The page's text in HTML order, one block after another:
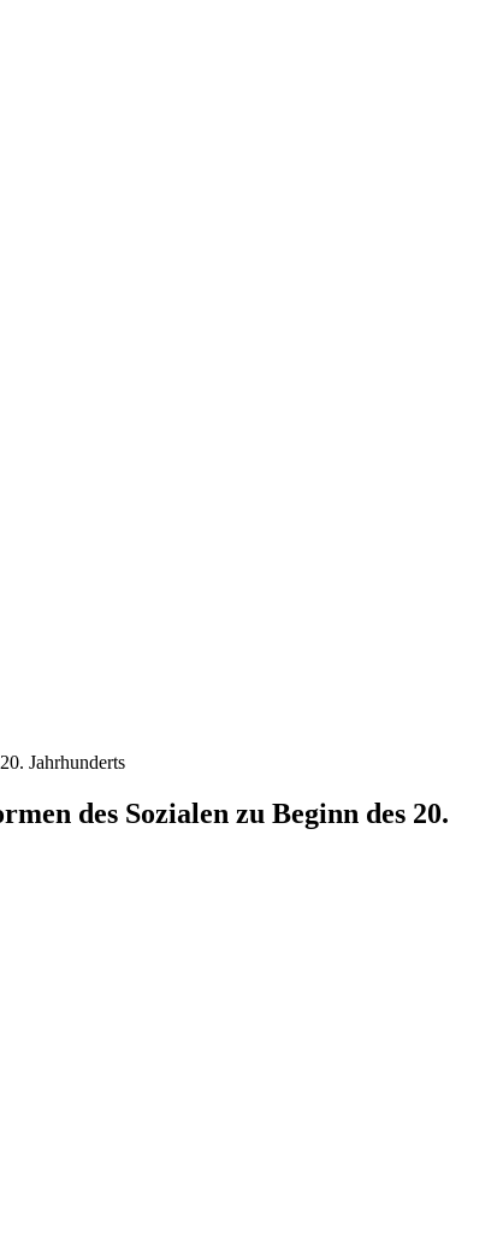
Jahrhunderts
des Sozialen zu Beginn des 20.